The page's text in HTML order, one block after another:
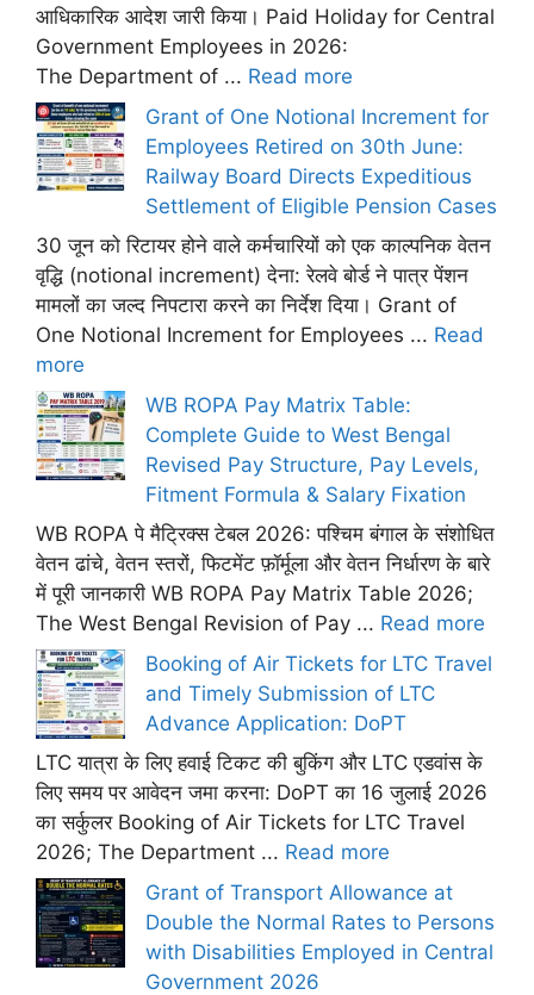
आधिकारिक आदेश जारी किया। Paid Holiday for Central
Government Employees in 2026:
The Department of ... Read more
Grant of One Notional Increment for
Employees Retired on 30th June:
Railway Board Directs Expeditious
Settlement of Eligible Pension Cases
30 जून को रिटायर होने वाले कर्मचारियों को एक काल्पनिक वेतन
वृद्धि (notional increment) देना: रेलवे बोर्ड ने पात्र पेंशन
मामलों का जल्द निपटारा करने का निर्देश दिया। Grant of
One Notional Increment for Employees ... Read
more
WB ROPA Pay Matrix Table:
Complete Guide to West Bengal
Revised Pay Structure, Pay Levels,
Fitment Formula & Salary Fixation
WB ROPA पे मैट्रिक्स टेबल 2026: पश्चिम बंगाल के संशोधित
वेतन ढांचे, वेतन स्तरों, फिटमेंट फ़ॉर्मूला और वेतन निर्धारण के बारे
में पूरी जानकारी WB ROPA Pay Matrix Table 2026;
The West Bengal Revision of Pay ... Read more
Booking of Air Tickets for LTC Travel
and Timely Submission of LTC
Advance Application: DoPT
LTC यात्रा के लिए हवाई टिकट की बुकिंग और LTC एडवांस के
लिए समय पर आवेदन जमा करना: DoPT का 16 जुलाई 2026
का सर्कुलर Booking of Air Tickets for LTC Travel
2026; The Department ... Read more
Grant of Transport Allowance at
Double the Normal Rates to Persons
with Disabilities Employed in Central
Government 2026